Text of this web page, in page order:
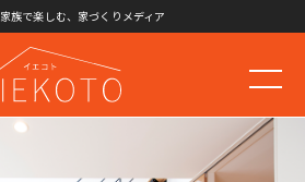
家族で楽しむ、家づくりメディア